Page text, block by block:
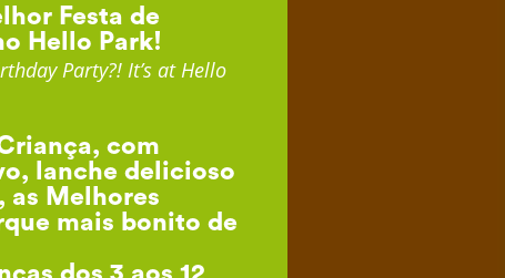
Festa de
Hello Park!
Party?! It’s at Hello
com
lanche delicioso
as Melhores
mais bonito de
dos 3 aos 12